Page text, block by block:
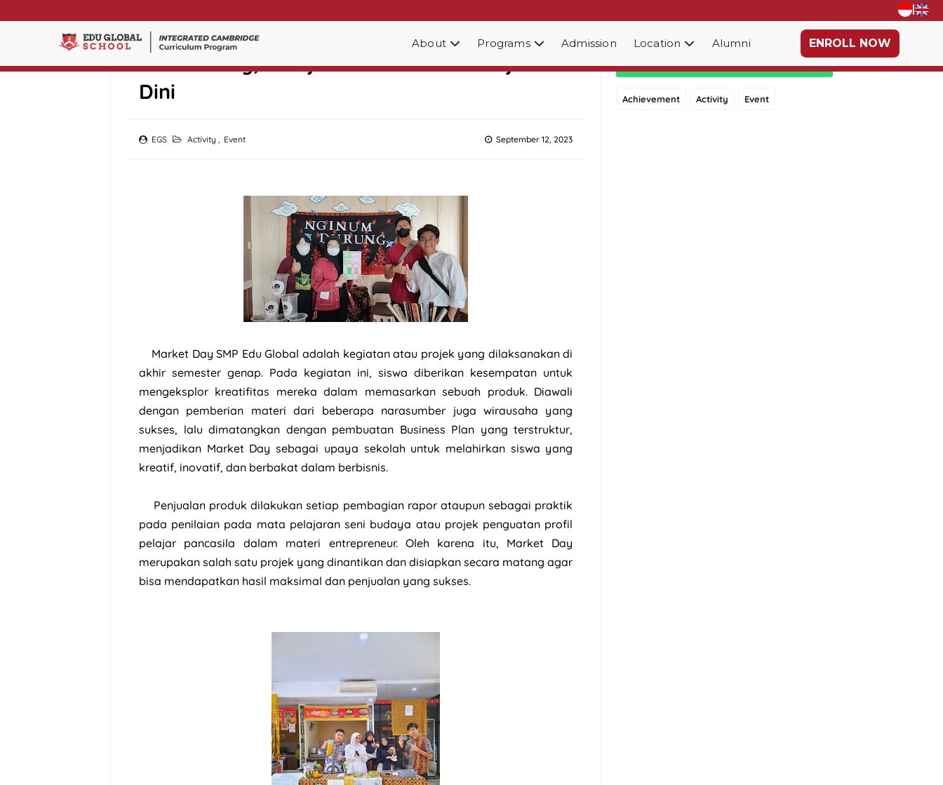
|
About Programs Admission Location Alumni ENROLL NOW
Market Day, Belajar Berwirausaha Sejak
Dini
EGS September 12, 2023
Activity , Event
Market Day SMP Edu Global adalah kegiatan atau projek yang dilaksanakan di
akhir semester genap. Pada kegiatan ini, siswa diberikan kesempatan untuk
mengeksplor kreatifitas mereka dalam memasarkan sebuah produk. Diawali
dengan pemberian materi dari beberapa narasumber juga wirausaha yang
sukses, lalu dimatangkan dengan pembuatan Business Plan yang terstruktur,
menjadikan Market Day sebagai upaya sekolah untuk melahirkan siswa yang
kreatif, inovatif, dan berbakat dalam berbisnis.
Penjualan produk dilakukan setiap pembagian rapor ataupun sebagai praktik
pada penilaian pada mata pelajaran seni budaya atau projek penguatan profil
pelajar pancasila dalam materi entrepreneur. Oleh karena itu, Market Day
merupakan salah satu projek yang dinantikan dan disiapkan secara matang agar
bisa mendapatkan hasil maksimal dan penjualan yang sukses.
Category
Achievement Activity Event